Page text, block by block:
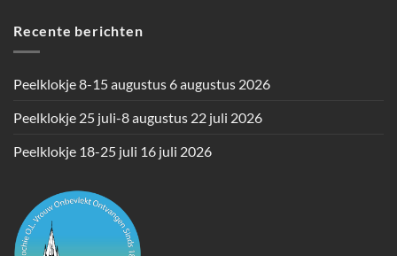
Recente berichten
Peelklokje 8-15 augustus 6 augustus 2026
Peelklokje 25 juli-8 augustus 22 juli 2026
Peelklokje 18-25 juli 16 juli 2026